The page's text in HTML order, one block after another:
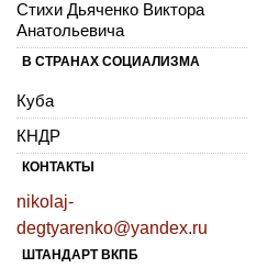
Стихи Дьяченко Виктора
Анатольевича
В СТРАНАХ СОЦИАЛИЗМА
Куба
КНДР
КОНТАКТЫ
nikolaj-
degtyarenko@yandex.ru
ШТАНДАРТ ВКПБ